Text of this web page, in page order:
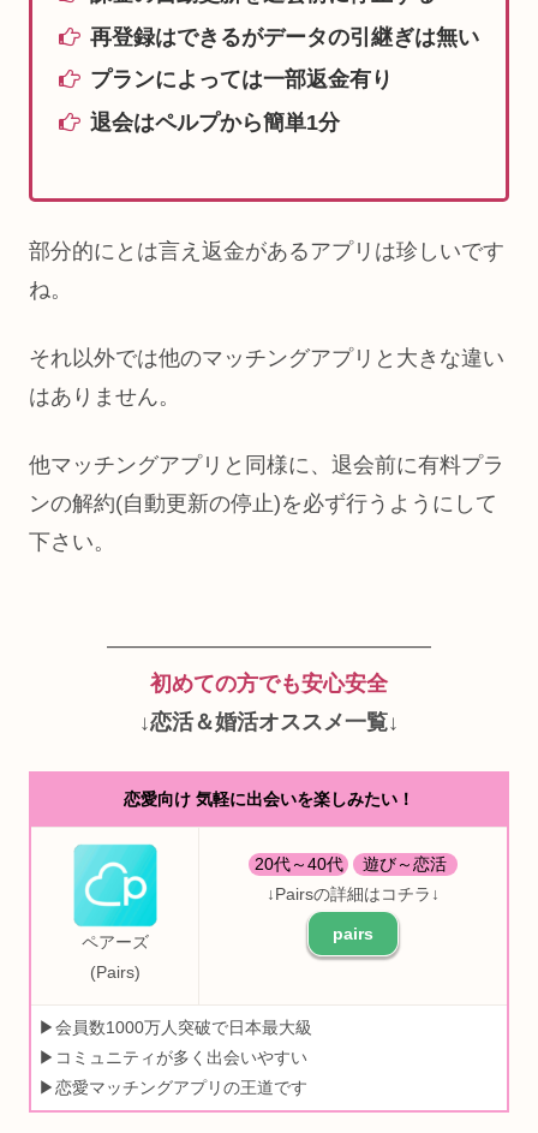
再登録はできるがデータの引継ぎは無い
プランによっては一部返金有り
退会はペルプから簡単1分
部分的にとは言え返金があるアプリは珍しいです
ね。
それ以外では他のマッチングアプリと大きな違い
はありません。
他マッチングアプリと同様に、退会前に有料プラ
ンの解約(自動更新の停止)を必ず行うようにして
下さい。
―――――――――――――――
初めての方でも安心安全
↓恋活＆婚活オススメ一覧↓
恋愛向け 気軽に出会いを楽しみたい！
ペアーズ
(Pairs)
20代～40代
遊び～恋活
↓Pairsの詳細はコチラ↓
pairs
▶会員数1000万人突破で日本最大級
▶コミュニティが多く出会いやすい
▶恋愛マッチングアプリの王道です